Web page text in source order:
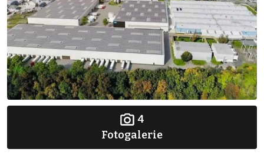
4
Fotogalerie